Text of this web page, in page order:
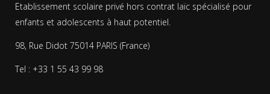
Etablissement scolaire privé hors contrat laïc spécialisé pour
enfants et adolescents à haut potentiel.
98, Rue Didot 75014 PARIS (France)
Tel : +33 1 55 43 99 98